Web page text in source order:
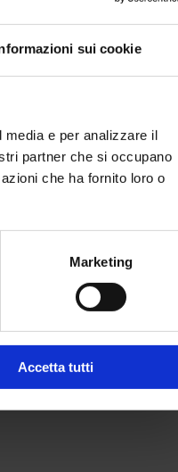
sui cookie
e per analizzare il
partner che si occupano
che ha fornito loro o
Marketing
Accetta tutti